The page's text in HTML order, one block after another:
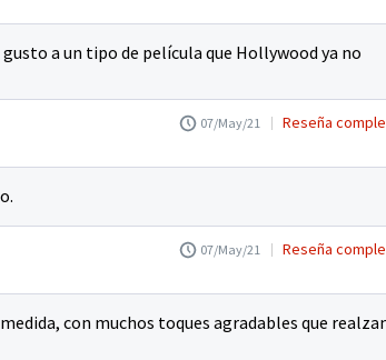
a un tipo de película que Hollywood ya no
07/May/21 Reseña
07/May/21 Reseña
con muchos toques agradables que